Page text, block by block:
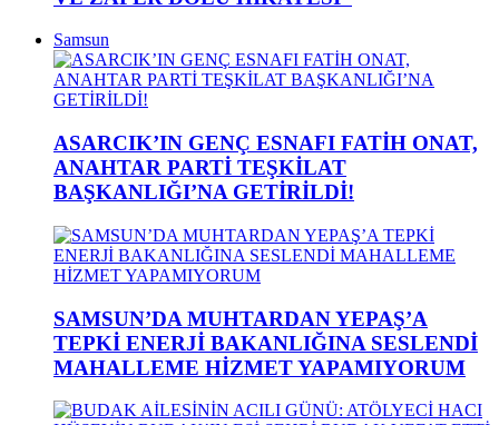
Samsun
ASARCIK’IN GENÇ ESNAFI FATİH ONAT,
ANAHTAR PARTİ TEŞKİLAT
BAŞKANLIĞI’NA GETİRİLDİ!
SAMSUN’DA MUHTARDAN YEPAŞ’A
TEPKİ ENERJİ BAKANLIĞINA SESLENDİ
MAHALLEME HİZMET YAPAMIYORUM